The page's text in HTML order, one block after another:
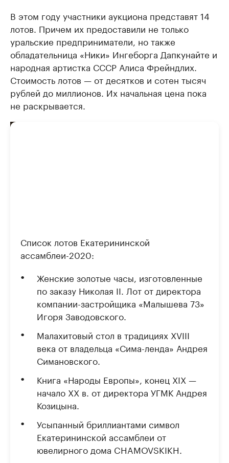
В этом году участники аукциона представят 14
лотов. Причем их предоставили не только
уральские предприниматели, но также
обладательница «Ники» Ингеборга Дапкунайте и
народная артистка СССР Алиса Фрейндлих.
Стоимость лотов — от десятков и сотен тысяч
рублей до миллионов. Их начальная цена пока
не раскрывается.
Список лотов Екатерининской
ассамблеи-2020:
Женские золотые часы, изготовленные
по заказу Николая II. Лот от директора
компании-застройщика «Малышева 73»
Игоря Заводовского.
Малахитовый стол в традициях XVIII
века от владельца «Сима-ленда» Андрея
Симановского.
Книга «Народы Европы», конец XIX —
начало XX в. от директора УГМК Андрея
Козицына.
Усыпанный бриллиантами символ
Екатерининской ассамблеи от
ювелирного дома CHAMOVSKIKH.